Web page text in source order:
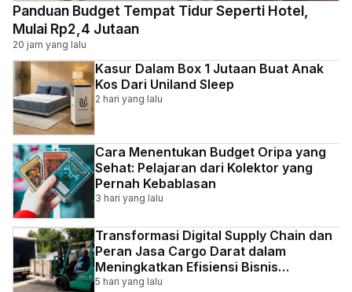
Panduan Budget Tempat Tidur Seperti Hotel,
Mulai Rp2,4 Jutaan
20 jam yang lalu
Kasur Dalam Box 1 Jutaan Buat Anak
Kos Dari Uniland Sleep
2 hari yang lalu
Cara Menentukan Budget Oripa yang
Sehat: Pelajaran dari Kolektor yang
Pernah Kebablasan
3 hari yang lalu
Transformasi Digital Supply Chain dan
Peran Jasa Cargo Darat dalam
Meningkatkan Efisiensi Bisnis
Indonesia
5 hari yang lalu